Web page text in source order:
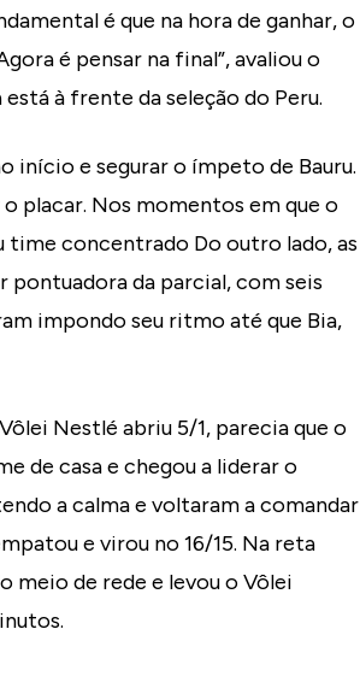
é que na hora de ganhar, o
é pensar na final”, avaliou o
à frente da seleção do Peru.
início e segurar o ímpeto de Bauru.
placar. Nos momentos em que o
time concentrado Do outro lado, as
pontuadora da parcial, com seis
impondo seu ritmo até que Bia,
Nestlé abriu 5/1, parecia que o
de casa e chegou a liderar o
a calma e voltaram a comandar
e virou no 16/15. Na reta
meio de rede e levou o Vôlei